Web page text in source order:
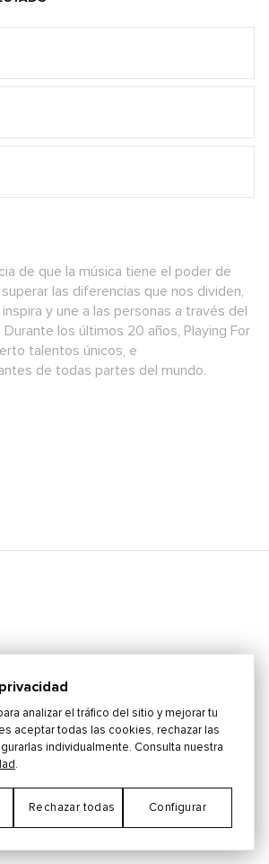
de que la música tiene el poder de
las diferencias que nos dividen,
inspira y une a las personas a través del
Durante los últimos 20 años, Playing For
talentos únicos, e
de todas partes del mundo.
CHANGE
POLÍTICA DE PRIVACIDAD
de Cookies
analizar el tráfico del sitio y mejorar tu
aceptar todas las cookies, rechazar las
individualmente. Consulta nuestra
.
Rechazar todas Configurar